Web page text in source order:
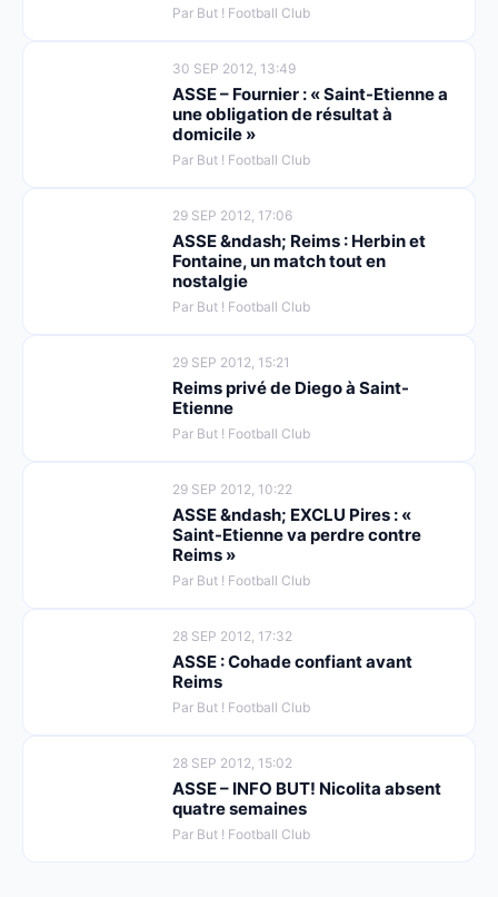
Par But ! Football Club
30 SEP 2012, 13:49
ASSE – Fournier : « Saint-Etienne a
une obligation de résultat à
domicile »
Par But ! Football Club
29 SEP 2012, 17:06
ASSE &ndash; Reims : Herbin et
Fontaine, un match tout en
nostalgie
Par But ! Football Club
29 SEP 2012, 15:21
Reims privé de Diego à Saint-
Etienne
Par But ! Football Club
29 SEP 2012, 10:22
ASSE &ndash; EXCLU Pires : «
Saint-Etienne va perdre contre
Reims »
Par But ! Football Club
28 SEP 2012, 17:32
ASSE : Cohade confiant avant
Reims
Par But ! Football Club
28 SEP 2012, 15:02
ASSE – INFO BUT! Nicolita absent
quatre semaines
Par But ! Football Club